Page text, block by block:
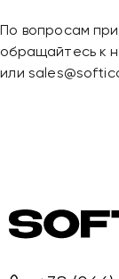
По вопросам
обращайтесь к
или